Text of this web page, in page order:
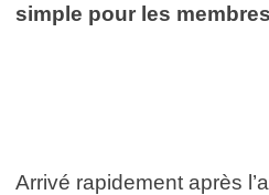
simple pour les
Arrivé rapidement après